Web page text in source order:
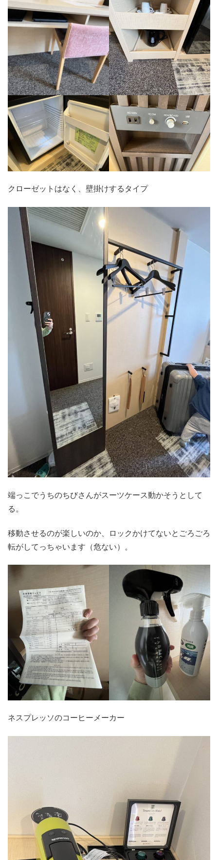
クローゼットはなく、壁掛けするタイプ
端っこでうちのちびさんがスーツケース動かそうとして
る。
移動させるのが楽しいのか、ロックかけてないとごろごろ
転がしてっちゃいます（危ない）。
ネスプレッソのコーヒーメーカー